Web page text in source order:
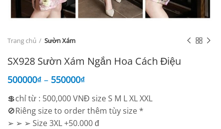
Trang chủ Sườn Xám
SX928 Sườn Xám Ngắn Hoa Cách Điệu
500000₫ – 550000₫
💲chỉ từ : 500,000 VNĐ size S M L XL XXL
🚫Riêng size to order thêm tùy size *
➢ ➢ ➢ Size 3XL +50.000 đ